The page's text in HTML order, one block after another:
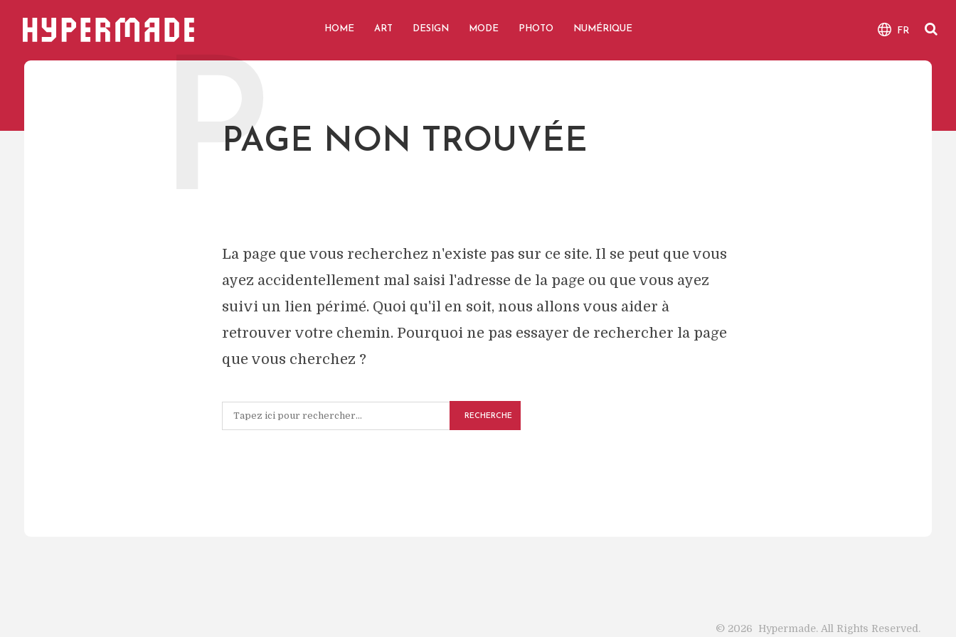
HYPERMADE HOME ART DESIGN MODE PHOTO NUMÉRIQUE FR
PAGE NON TROUVÉE
P
La page que vous recherchez n'existe pas sur ce site. Il se peut que vous
ayez accidentellement mal saisi l'adresse de la page ou que vous ayez
suivi un lien périmé. Quoi qu'il en soit, nous allons vous aider à
retrouver votre chemin. Pourquoi ne pas essayer de rechercher la page
que vous cherchez ?
RECHERCHE
© 2026 Hypermade. All Rights Reserved.